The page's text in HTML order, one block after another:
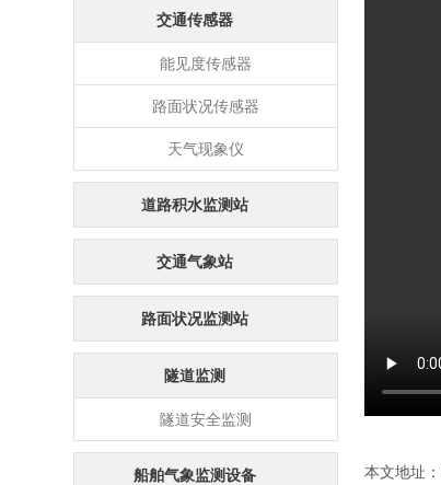
本文地址：
交通传感器
能见度传感器
路面状况传感器
天气现象仪
道路积水监测站
交通气象站
路面状况监测站
隧道监测
隧道安全监测
船舶气象监测设备